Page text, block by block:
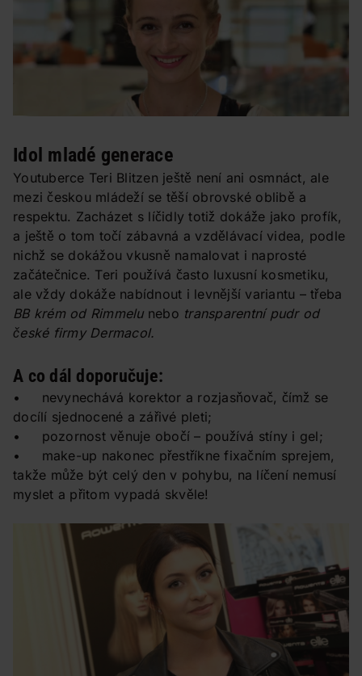
Idol mladé generace
Youtuberce Teri Blitzen ještě není ani osmnáct, ale
mezi českou mládeží se těší obrovské oblibě a
respektu. Zacházet s líčidly totiž dokáže jako profík,
a ještě o tom točí zábavná a vzdělávací videa, podle
nichž se dokážou vkusně namalovat i naprosté
začátečnice. Teri používá často luxusní kosmetiku,
ale vždy dokáže nabídnout i levnější variantu – třeba
BB krém od Rimmelunebo transparentní pudr od
české firmy Dermacol.
A co dál doporučuje:
• nevynechává korektor a rozjasňovač, čímž se
docílí sjednocené a zářivé pleti;
• pozornost věnuje obočí – používá stíny i gel;
• make-up nakonec přestříkne fixačním sprejem,
takže může být celý den v pohybu, na líčení nemusí
myslet a přitom vypadá skvěle!